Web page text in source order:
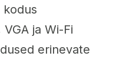
kodus
ja Wi-Fi
erinevate